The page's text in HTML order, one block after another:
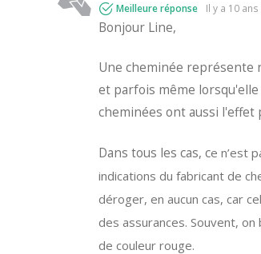
Meilleure réponse il y a 10 ans
Bonjour Line,
Une cheminée représente
et parfois même
cheminées ont aussi
Dans tous les cas, ce n’est
indications du fabricant de
déroger, en aucun cas, car
des assurances. Souvent,
de couleur rouge.